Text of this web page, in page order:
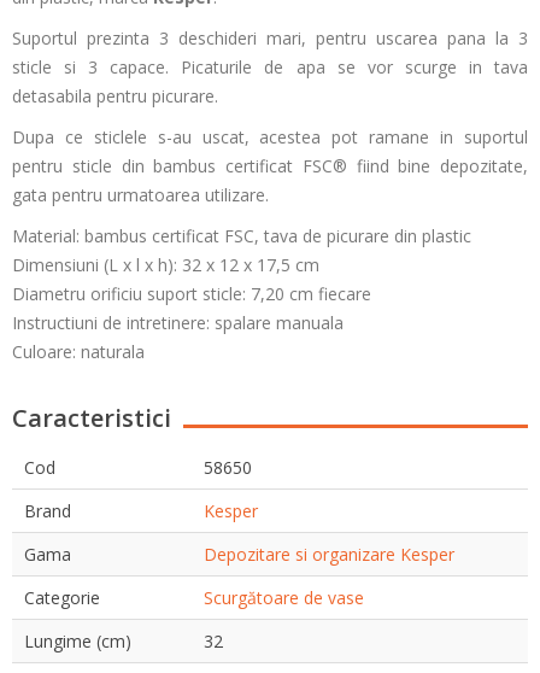
Suportul prezinta 3 deschideri mari, pentru uscarea pana la 3
sticle si 3 capace. Picaturile de apa se vor scurge in tava
detasabila pentru picurare.
Dupa ce sticlele s-au uscat, acestea pot ramane in suportul
pentru sticle din bambus certificat FSC® fiind bine depozitate,
gata pentru urmatoarea utilizare.
Material: bambus certificat FSC, tava de picurare din plastic
Dimensiuni (L x l x h): 32 x 12 x 17,5 cm
Diametru orificiu suport sticle: 7,20 cm fiecare
Instructiuni de intretinere: spalare manuala
Culoare: naturala
Caracteristici
Cod
58650
Brand
Kesper
Gama
Depozitare si organizare Kesper
Categorie
Scurgătoare de vase
Lungime (cm)
32